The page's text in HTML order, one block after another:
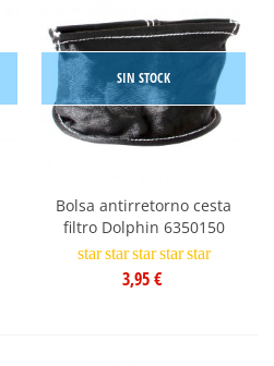
SIN STOCK
Bolsa antirretorno cesta
filtro Dolphin 6350150
star star star star star
3,95 €